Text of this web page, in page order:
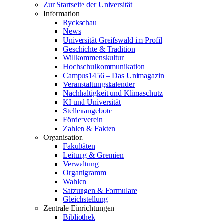
Zur Startseite der Universität
Information
Ryckschau
News
Universität Greifswald im Profil
Geschichte & Tradition
Willkommenskultur
Hochschulkommunikation
Campus1456 – Das Unimagazin
Veranstaltungskalender
Nachhaltigkeit und Klimaschutz
KI und Universität
Stellenangebote
Förderverein
Zahlen & Fakten
Organisation
Fakultäten
Leitung & Gremien
Verwaltung
Organigramm
Wahlen
Satzungen & Formulare
Gleichstellung
Zentrale Einrichtungen
Bibliothek